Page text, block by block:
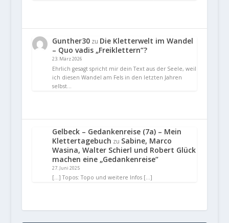
Gunther30zu Die Kletterwelt im Wandel
– Quo vadis „Freiklettern“?
23. März 2026
Ehrlich gesagt spricht mir dein Text aus der Seele, weil
ich diesen Wandel am Fels in den letzten Jahren
selbst…
Gelbeck – Gedankenreise (7a) – Mein
Klettertagebuch zu Sabine, Marco
Wasina, Walter Schierl und Robert Glück
machen eine „Gedankenreise“
27. Juni 2025
[…] Topos: Topo und weitere Infos […]